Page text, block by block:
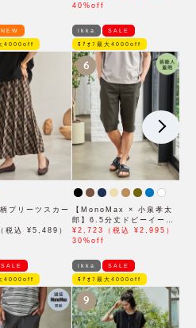
ん着用モデル」
40%off
NEW
4000off
プリーツスカー
税込 ¥5,489）
ikka SALE
ﾓｱｵﾌ最大4000off
6
【MonoMax × 小泉孝太
郎】6.5分丈ドビーイージ
ーハーフパンツ「小泉孝太
郎さん着用モデル」
¥2,723（税込 ¥2,995）
30%off
SALE
4000off
ikka SALE
ﾓｱｵﾌ最大4000off
9